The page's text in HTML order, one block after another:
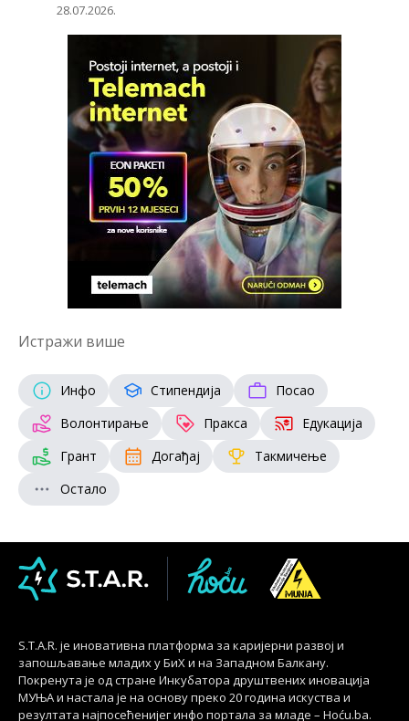
28.07.2026.
Истражи више
Инфо Стипендија
Посао
Волонтирање
Пракса
Едукација
Грант
Догађај
Такмичење
Остало
S.T.A.R. је иновативна платформа за каријерни развој и
запошљавање младих у БиХ и на Западном Балкану.
Покренута је од стране Инкубатора друштвених иновација
МУЊА и настала је на основу преко 20 година искуства и
резултата најпосећенијег инфо портала за младе – Hoću.ba.